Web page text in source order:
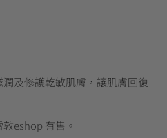
及修護乾敏肌膚，讓肌膚回復
eshop 有售。